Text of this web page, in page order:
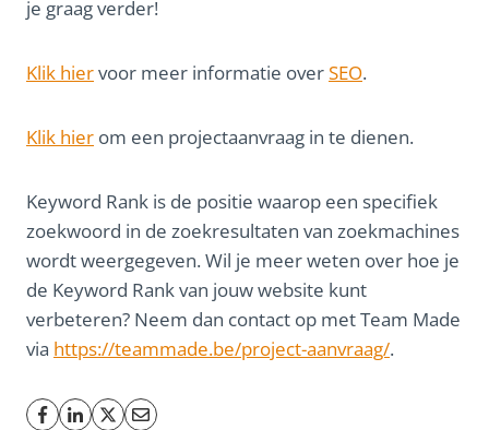
je graag verder!
Klik hiervoor meer informatie overSEO.
Klik hier om een projectaanvraag in te dienen.
Keyword Rank is de positie waarop een specifiek
zoekwoord in de zoekresultaten van zoekmachines
wordt weergegeven. Wil je meer weten over hoe je
de Keyword Rank van jouw website kunt
verbeteren? Neem dan contact op met Team Made
via https://teammade.be/project-aanvraag/.